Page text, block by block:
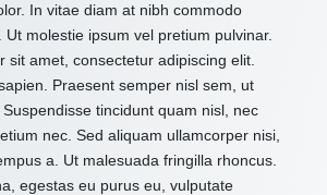
In vitae diam at nibh commodo
molestie ipsum vel pretium pulvinar.
sit amet, consectetur adipiscing elit.
Praesent semper nisl sem, ut
tincidunt quam nisl, nec
nec. Sed aliquam ullamcorper nisi,
a. Ut malesuada fringilla rhoncus.
egestas eu purus eu, vulputate